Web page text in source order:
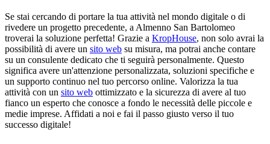
Se stai cercando di portare la tua attività nel mondo digitale o di
rivedere un progetto precedente, a Almenno San Bartolomeo
troverai la soluzione perfetta! Grazie a KropHouse, non solo avrai la
possibilità di avere un sito web su misura, ma potrai anche contare
su un consulente dedicato che ti seguirà personalmente. Questo
significa avere un'attenzione personalizzata, soluzioni specifiche e
un supporto continuo nel tuo percorso online. Valorizza la tua
attività con un sito web ottimizzato e la sicurezza di avere al tuo
fianco un esperto che conosce a fondo le necessità delle piccole e
medie imprese. Affidati a noi e fai il passo giusto verso il tuo
successo digitale!